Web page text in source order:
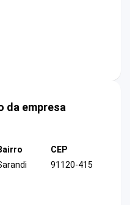
da empresa
CEP
91120-415